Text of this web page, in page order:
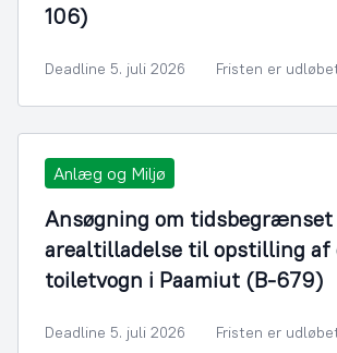
106)
Deadline 5. juli 2026 Fristen er
Anlæg og Miljø
Ansøgning om tidsbegrænset
arealtilladelse til opstilling
toiletvogn i Paamiut (B-679)
Deadline 5. juli 2026 Fristen er